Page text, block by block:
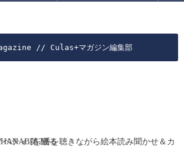
// Culas+マガジン編集部